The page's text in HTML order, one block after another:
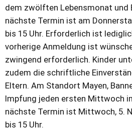
dem zwölften Lebensmonat und
nächste Termin ist am
bis 15 Uhr. Erforderlich ist
vorherige Anmeldung ist
zwingend erforderlich. Kinder
zudem die schriftliche
Eltern. Am Standort Mayen,
Impfung jeden ersten Mittwoch
nächste Termin ist Mittwoch, 5.
bis 15 Uhr.